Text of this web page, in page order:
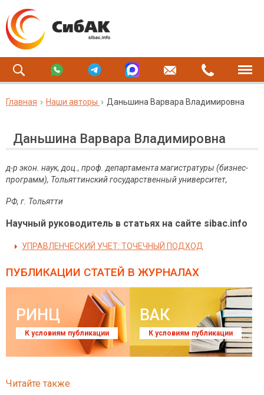
Главная Наши авторы Даньшина Варвара Владимировна
Даньшина Варвара Владимировна
д-р экон. наук, доц., проф. департамента магистратуры (бизнес-
программ), Тольяттинский государственный университет,
РФ, г. Тольятти
Научный руководитель в статьях на сайте sibac.info
УПРАВЛЕНЧЕСКИЙ УЧЕТ: ТОЧЕЧНЫЙ ПОДХОД
ПУБЛИКАЦИИ СТАТЕЙ В ЖУРНАЛАХ
РИНЦ
К условиям публикации
ВАК
К условиям публикации
Читайте также